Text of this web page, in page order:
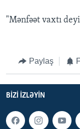
"Mənfəət vaxtı
Paylaş
BIZI IZLƏYIN